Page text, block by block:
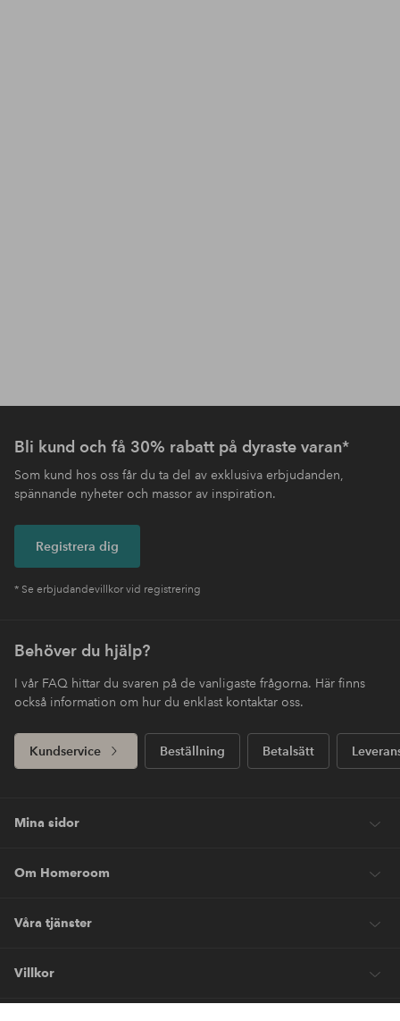
Bli kund och få 30% rabatt på dyraste varan*
Som kund hos oss får du ta del av exklusiva erbjudanden,
spännande nyheter och massor av inspiration.
Registrera dig
* Se erbjudandevillkor vid registrering
Behöver du hjälp?
I vår FAQ hittar du svaren på de vanligaste frågorna. Här finns
också information om hur du enklast kontaktar oss.
Kundservice Beställning Betalsätt
Mina sidor
Om Homeroom
Våra tjänster
Villkor